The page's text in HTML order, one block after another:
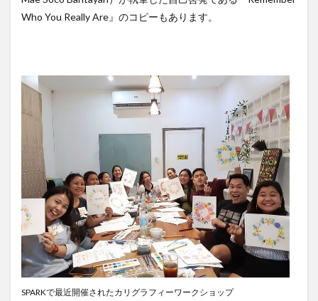
Who You Really Are』のコピーもあります。
SPARKで最近開催されたカリグラフィーワークショップ